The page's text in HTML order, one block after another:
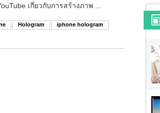
เกี่ยวกับการสร้างภาพ ...
Hologram iphone hologram